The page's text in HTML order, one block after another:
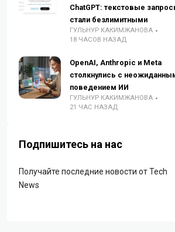
ChatGPT: текстовые
стали безлимитными
ГУЛЬНУР КАКИМЖАНОВА
18 ЧАСОВ НАЗАД
OpenAI, Anthropic и Meta
столкнулись с
поведением ИИ
ГУЛЬНУР КАКИМЖАНОВА
21 ЧАС НАЗАД
Подпишитесь на нас
Получайте последние новости от Tech
News